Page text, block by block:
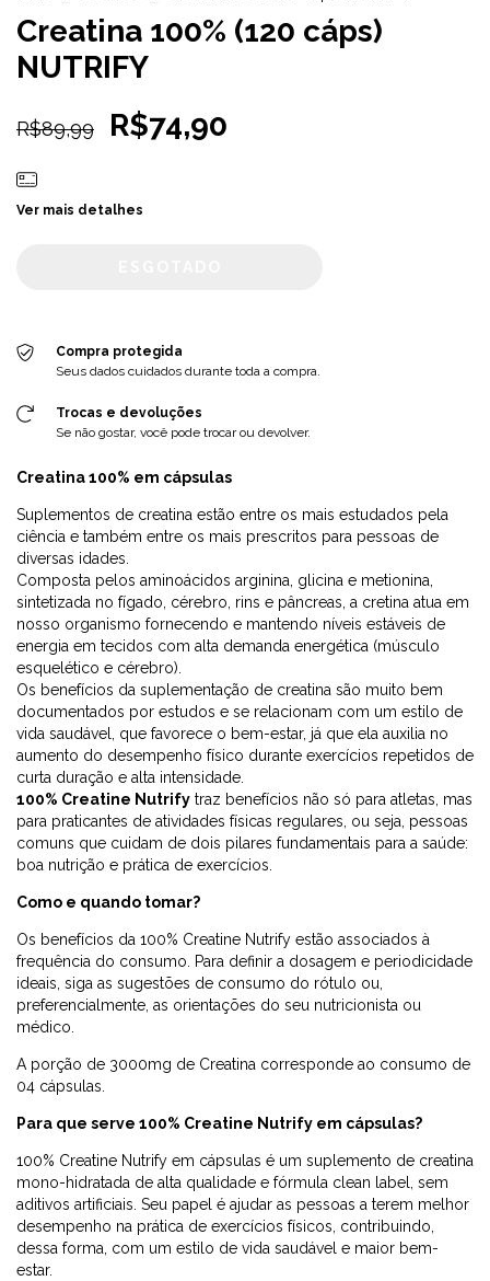
Creatina 100% (120 cáps)
NUTRIFY
R$89,99 R$74,90
Ver mais detalhes
Compra protegida
Seus dados cuidados durante toda a compra.
Trocas e devoluções
Se não gostar, você pode trocar ou devolver.
Creatina 100% em cápsulas
Suplementos de creatina estão entre os mais estudados pela
ciência e também entre os mais prescritos para pessoas de
diversas idades.
Composta pelos aminoácidos arginina, glicina e metionina,
sintetizada no fígado, cérebro, rins e pâncreas, a cretina atua em
nosso organismo fornecendo e mantendo níveis estáveis de
energia em tecidos com alta demanda energética (músculo
esquelético e cérebro).
Os benefícios da suplementação de creatina são muito bem
documentados por estudos e se relacionam com um estilo de
vida saudável, que favorece o bem-estar, já que ela auxilia no
aumento do desempenho físico durante exercícios repetidos de
curta duração e alta intensidade.
100% Creatine Nutrify traz benefícios não só para atletas, mas
para praticantes de atividades físicas regulares, ou seja, pessoas
comuns que cuidam de dois pilares fundamentais para a saúde:
boa nutrição e prática de exercícios.
Como e quando tomar?
Os benefícios da 100% Creatine Nutrify estão associados à
frequência do consumo. Para definir a dosagem e periodicidade
ideais, siga as sugestões de consumo do rótulo ou,
preferencialmente, as orientações do seu nutricionista ou
médico.
A porção de 3000mg de Creatina corresponde ao consumo de
04 cápsulas.
Para que serve 100% Creatine Nutrify em cápsulas?
100% Creatine Nutrify em cápsulas é um suplemento de creatina
mono-hidratada de alta qualidade e fórmula clean label, sem
aditivos artificiais. Seu papel é ajudar as pessoas a terem melhor
desempenho na prática de exercícios físicos, contribuindo,
dessa forma, com um estilo de vida saudável e maior bem-
estar.